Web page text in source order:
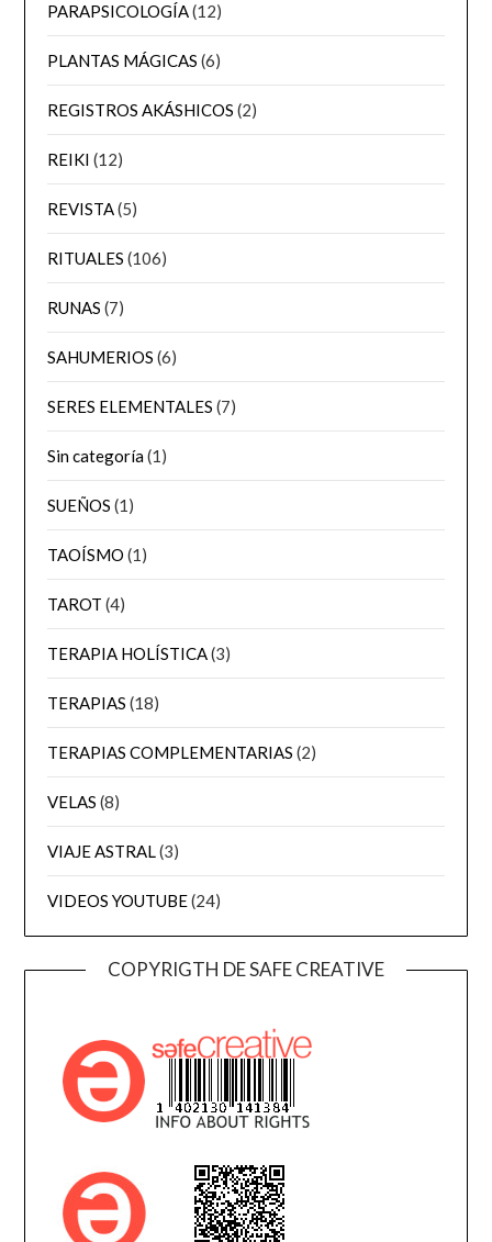
PARAPSICOLOGÍA(12)
PLANTAS MÁGICAS (6)
REGISTROS AKÁSHICOS (2)
REIKI (12)
REVISTA(5)
RITUALES (106)
RUNAS (7)
SAHUMERIOS (6)
SERES ELEMENTALES (7)
Sin categoría(1)
SUEÑOS (1)
TAOÍSMO (1)
TAROT (4)
TERAPIA HOLÍSTICA(3)
TERAPIAS (18)
TERAPIAS COMPLEMENTARIAS (2)
VELAS (8)
VIAJE ASTRAL(3)
VIDEOS YOUTUBE(24)
COPYRIGTH DE SAFE CREATIVE